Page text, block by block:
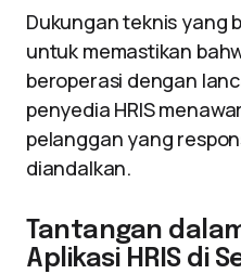
Dukungan teknis yang
untuk memastikan
beroperasi dengan
penyedia HRIS
pelanggan yang
diandalkan.
Tantangan
Aplikasi HRIS di